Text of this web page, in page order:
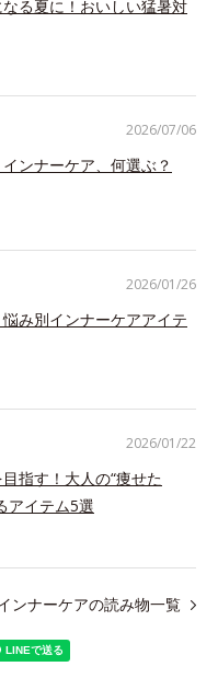
る夏に！おいしい猛暑対
ンナーケア、何選ぶ？
2026/07/06
み別インナーケアアイテ
2026/01/26
指す！大人の“痩せた
アイテム5選
2026/01/22
ンナーケアの読み物一覧